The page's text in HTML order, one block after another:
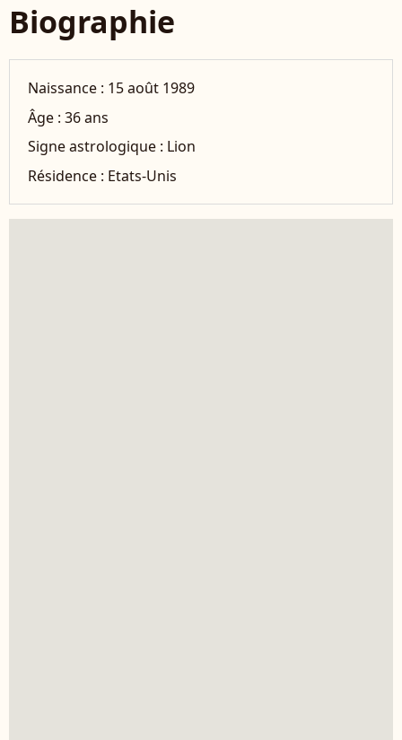
Biographie
Naissance : 15 août 1989
Âge :36 ans
Signe astrologique : Lion
Résidence : Etats-Unis